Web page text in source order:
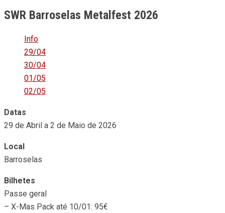
SWR Barroselas Metalfest 2026
Info
29/04
30/04
01/05
02/05
Datas
29 de Abril a 2 de Maio de 2026
Local
Barroselas
Bilhetes
Passe geral
– X-Mas Pack até 10/01: 95€